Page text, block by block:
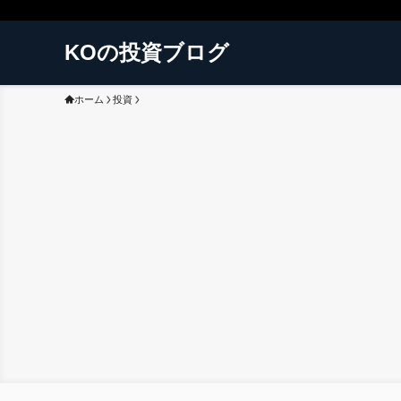
KOの投資ブログ
ホーム 投資